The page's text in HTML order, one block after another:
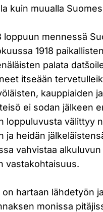
kuin muualla
loppuun mennessä
1918
palata
itseään
kauppiaiden
ei sodan jälkeen
loppuluvusta välittyy
ja heidän
vahvistaa
vastakohtaisuus.
on hartaan lähdetyön
monissa